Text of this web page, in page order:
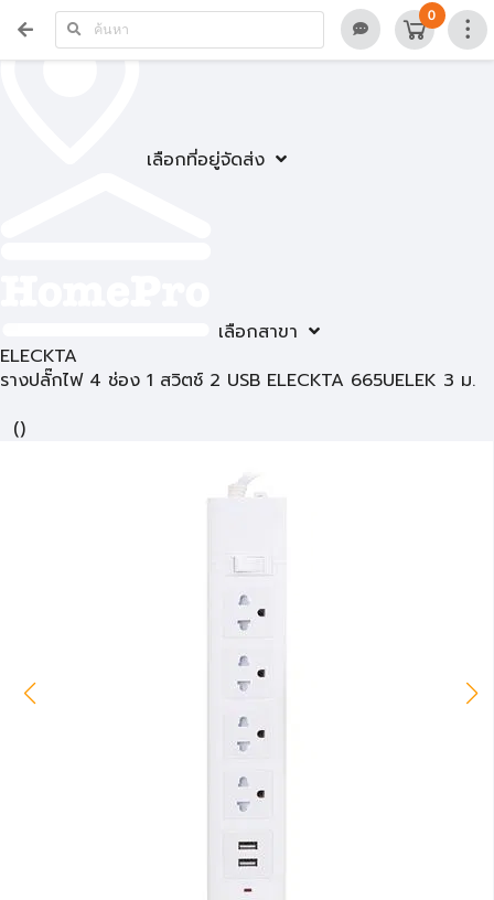
เลือกที่อยู่จัดส่ง
เลือกสาขา
0
ELECKTA
รางปลั๊กไฟ 4 ช่อง 1 สวิตช์ 2 USB ELECKTA 665UELEK 3 ม.
()